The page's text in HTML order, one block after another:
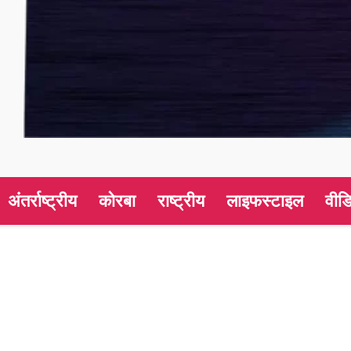
अंतर्राष्ट्रीय कोरबा राष्ट्रीय लाइफस्टाइल